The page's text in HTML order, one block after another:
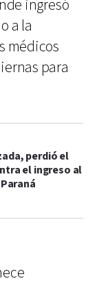
ingresó
a la
médicos
para
perdió el
el ingreso al